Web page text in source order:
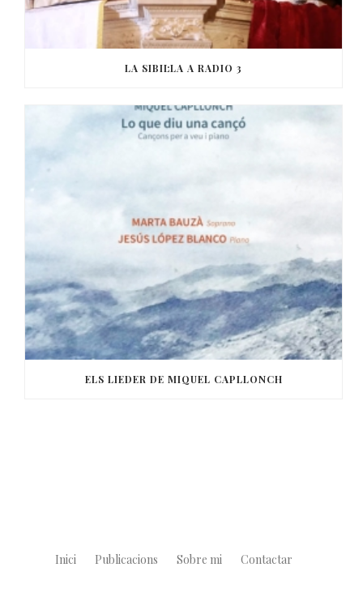
LA SIBIL·LA A RADIO 3
ELS LIEDER DE MIQUEL CAPLLONCH
Inici Publicacions Sobre mi Contactar